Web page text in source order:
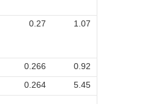
0.27 1.07
0.266
0.92
0.264 5.45